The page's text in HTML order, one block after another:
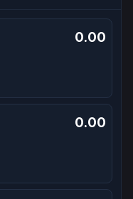
0.00
0.00